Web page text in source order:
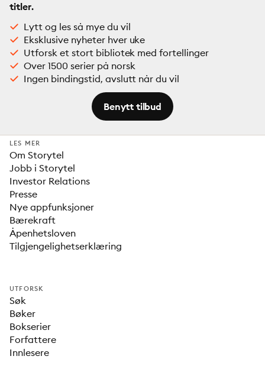
titler.
Lytt og les så mye du vil
Eksklusive nyheter hver uke
Utforsk et stort bibliotek med fortellinger
Over 1500 serier på norsk
Ingen bindingstid, avslutt når du vil
Benytt tilbud
LES MER
Om Storytel
Jobb i Storytel
Investor Relations
Presse
Nye appfunksjoner
Bærekraft
Åpenhetsloven
Tilgjengelighetserklæring
UTFORSK
Søk
Bøker
Bokserier
Forfattere
Innlesere